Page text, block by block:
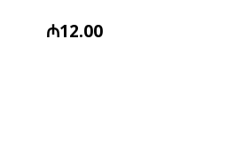
₼12.00